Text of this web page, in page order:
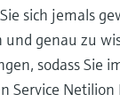
sich jemals
und genau zu
sodass Sie
Service